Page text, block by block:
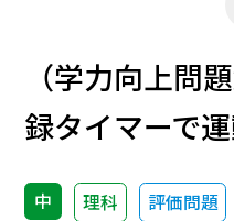
（学力向上
録タイマーで
中 理科 評価問題